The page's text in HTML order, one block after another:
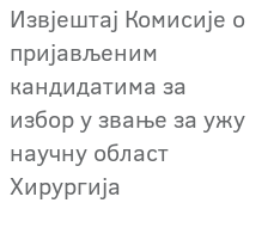
Извјештај Комисије о
пријављеним
кандидатима за
избор у звање за ужу
научну област
Хирургија